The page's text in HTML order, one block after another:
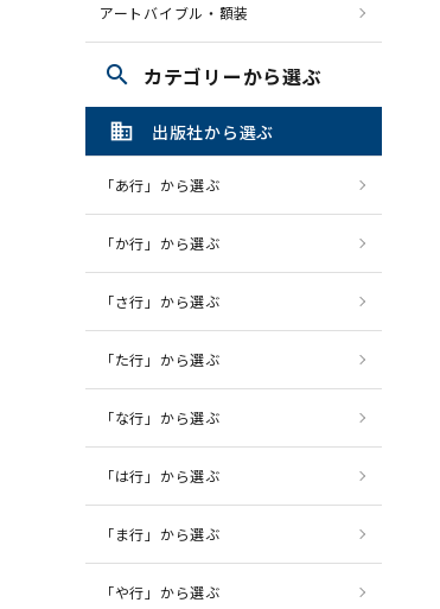
アートバイブル・額装
search カテゴリーから選ぶ
domain 出版社から選ぶ
「あ行」から選ぶ
「か行」から選ぶ
「さ行」から選ぶ
「た行」から選ぶ
「な行」から選ぶ
「は行」から選ぶ
「ま行」から選ぶ
「や行」から選ぶ